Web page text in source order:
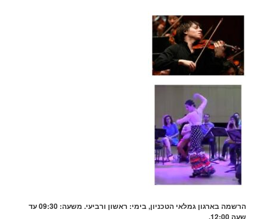
הרשמה בארגון גמלאי הטכניון, בימי: ראשון ורביעי. משעה: 09:30 עד